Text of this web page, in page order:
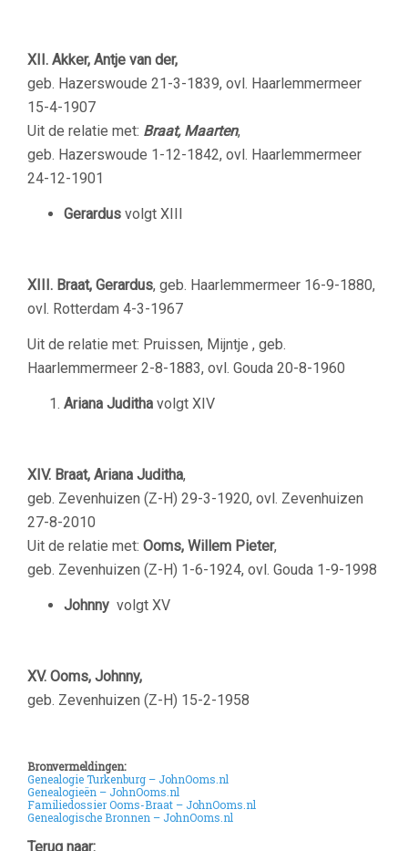
XII. Akker, Antje van der,
geb. Hazerswoude 21-3-1839, ovl. Haarlemmermeer
15-4-1907
Uit de relatie met: Braat, Maarten,
geb. Hazerswoude 1-12-1842, ovl. Haarlemmermeer
24-12-1901
Gerardus volgt XIII
XIII. Braat, Gerardus, geb. Haarlemmermeer 16-9-1880,
ovl. Rotterdam 4-3-1967
Uit de relatie met: Pruissen, Mijntje , geb.
Haarlemmermeer 2-8-1883, ovl. Gouda 20-8-1960
Ariana Juditha volgt XIV
XIV. Braat, Ariana Juditha,
geb. Zevenhuizen (Z-H) 29-3-1920, ovl. Zevenhuizen
27-8-2010
Uit de relatie met: Ooms, Willem Pieter,
geb. Zevenhuizen (Z-H) 1-6-1924, ovl. Gouda 1-9-1998
Johnny volgt XV
XV. Ooms, Johnny,
geb. Zevenhuizen (Z-H) 15-2-1958
Bronvermeldingen:
Genealogie Turkenburg – JohnOoms.nl
Genealogieën – JohnOoms.nl
Familiedossier Ooms-Braat – JohnOoms.nl
Genealogische Bronnen – JohnOoms.nl
Terug naar: